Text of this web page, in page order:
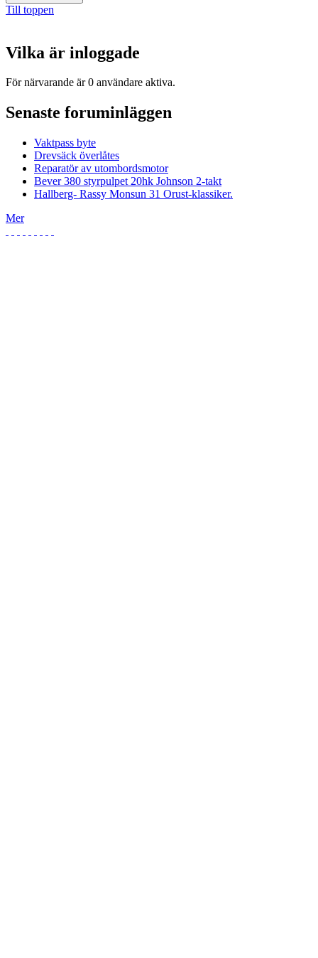
Till toppen
Vilka är inloggade
För närvarande är 0 användare aktiva.
Senaste foruminläggen
Vaktpass byte
Drevsäck överlåtes
Reparatör av utombordsmotor
Bever 380 styrpulpet 20hk Johnson 2-takt
Hallberg- Rassy Monsun 31 Orust-klassiker.
Mer